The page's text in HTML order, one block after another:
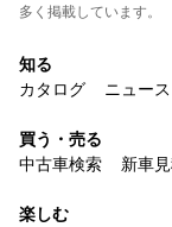
多く掲載しています。
知る
カタログ
ニュース
買う・売る
中古車検索
新車
楽しむ